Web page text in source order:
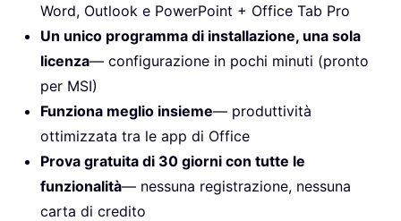
Word, Outlook e PowerPoint + Office Tab Pro
Un unico programma di installazione, una sola
licenza— configurazione in pochi minuti (pronto
per MSI)
Funziona meglio insieme— produttività
ottimizzata tra le app di Office
Prova gratuita di 30 giorni con tutte le
funzionalità— nessuna registrazione, nessuna
carta di credito